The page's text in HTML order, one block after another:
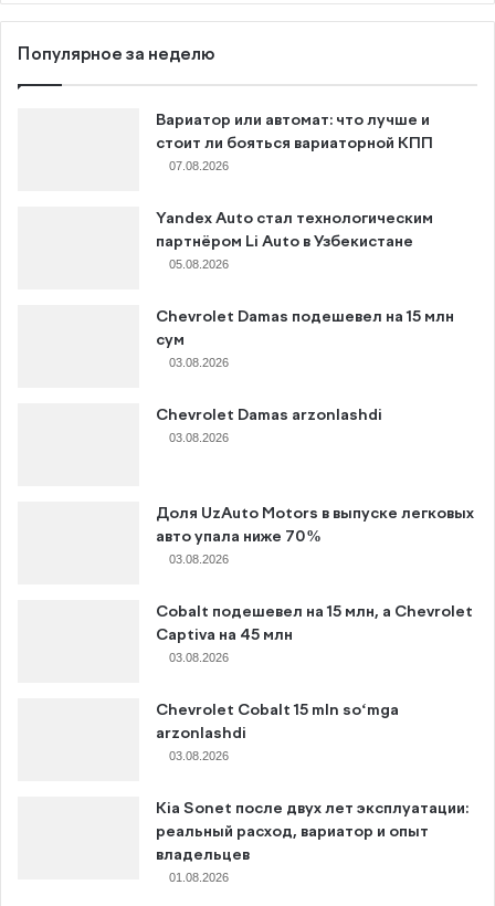
Популярное за неделю
Вариатор или автомат: что лучше и
стоит ли бояться вариаторной КПП
07.08.2026
Yandex Auto стал технологическим
партнёром Li Auto в Узбекистане
05.08.2026
Chevrolet Damas подешевел на 15 млн
сум
03.08.2026
Chevrolet Damas arzonlashdi
03.08.2026
Доля UzAuto Motors в выпуске легковых
авто упала ниже 70%
03.08.2026
Cobalt подешевел на 15 млн, а Chevrolet
Captiva на 45 млн
03.08.2026
Chevrolet Cobalt 15 mln so‘mga
arzonlashdi
03.08.2026
Kia Sonet после двух лет эксплуатации:
реальный расход, вариатор и опыт
владельцев
01.08.2026